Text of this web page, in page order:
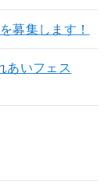
募集します！
あいフェス